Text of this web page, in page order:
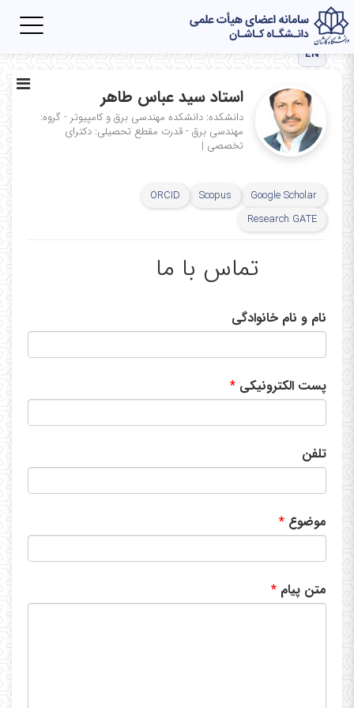
EN
استاد سید عباس طاهر
دانشکده: دانشکده مهندسی برق و کامپیوتر - گروه:
مهندسی برق - قدرت مقطع تحصیلی: دکترای
تخصصی |
Google Scholar
Scopus
ORCID
Research GATE
تماس با ما
نام و نام خانوادگی
پست الکترونیکی
تلفن
موضوع
متن پیام